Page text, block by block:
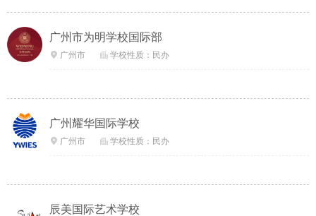
广州市为明学校国际部
 广州市  学校性质：民办
广州耀华国际学校
 广州市  学校性质：民办
辰美国际艺术学校